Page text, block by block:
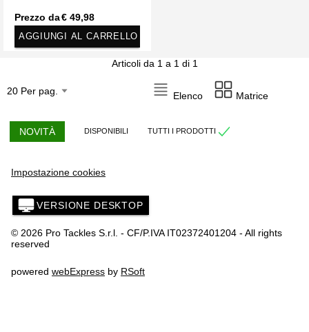
Prezzo da€ 49,98
AGGIUNGI AL CARRELLO
Articoli da 1 a 1 di 1
Elenco Matrice
NOVITÀ DISPONIBILI TUTTI I PRODOTTI
Impostazione cookies
VERSIONE DESKTOP
© 2026 Pro Tackles S.r.l. - CF/P.IVA IT02372401204 - All rights
reserved
powered webExpress by RSoft